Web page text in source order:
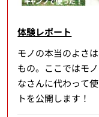
体験レポート
モノの本当のよさ
もの。ここではモ
なさんに代わって
トを公開します！